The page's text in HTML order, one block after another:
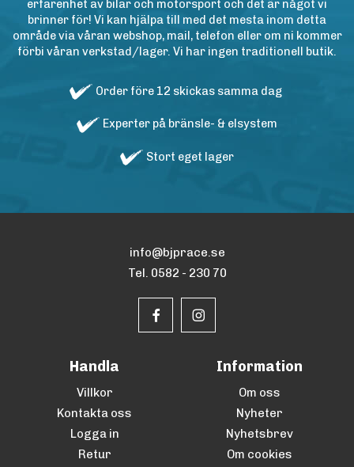
erfarenhet av bilar och motorsport och det är något vi
brinner för! Vi kan hjälpa till med det mesta inom detta
område via våran webshop, mail, telefon eller om ni kommer
förbi våran verkstad/lager. Vi har ingen traditionell butik.
Order före 12 skickas samma dag
Experter på bränsle- & elsystem
Stort eget lager
info@bjprace.se
Tel. 0582 - 230 70
Handla
Villkor
Kontakta oss
Logga in
Retur
Information
Om oss
Nyheter
Nyhetsbrev
Om cookies